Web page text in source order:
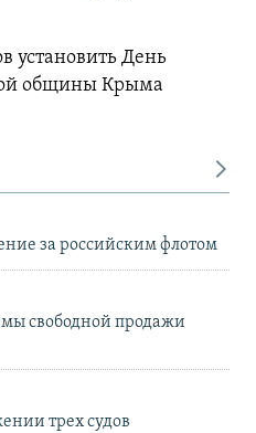
установить День
общины Крыма
за российским флотом
свободной продажи
трех судов